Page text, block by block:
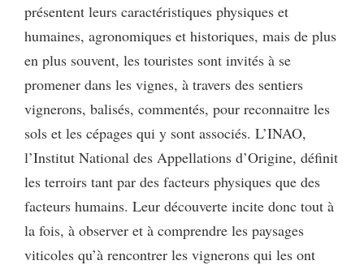
présentent leurs caractéristiques physiques et
humaines, agronomiques et historiques, mais de plus
en plus souvent, les touristes sont invités à se
promener dans les vignes, à travers des sentiers
vignerons, balisés, commentés, pour reconnaitre les
sols et les cépages qui y sont associés. L’INAO,
l’Institut National des Appellations d’Origine, définit
les terroirs tant par des facteurs physiques que des
facteurs humains. Leur découverte incite donc tout à
la fois, à observer et à comprendre les paysages
viticoles qu’à rencontrer les vignerons qui les ont